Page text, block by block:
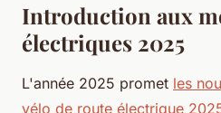
Introduction aux
électriques 2025
L'année 2025 promet les
vélo de route électrique